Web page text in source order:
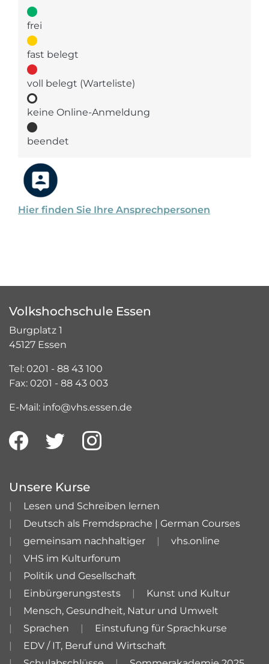
Hier finden Sie Ihre Ansprechpersonen
frei
fast belegt
voll belegt (Warteliste)
keine Online-Anmeldung
beendet
Volkshochschule Essen
Burgplatz 1
45127 Essen
Tel: 0201 - 88 43 100
Fax: 0201 - 88 43 003
E-Mail: info@vhs.essen.de
Unsere Kurse
Lesen und Schreiben lernen
Deutsch als Fremdsprache | German Courses
gemeinsam nachhaltiger
vhs.online
VHS im Kulturforum
Politik und Gesellschaft
Einbürgerungstests
Kunst und Kultur
Mensch, Gesundheit, Natur und Umwelt
Sprachen
Einstufung für Sprachkurse
EDV / IT, Beruf und Wirtschaft